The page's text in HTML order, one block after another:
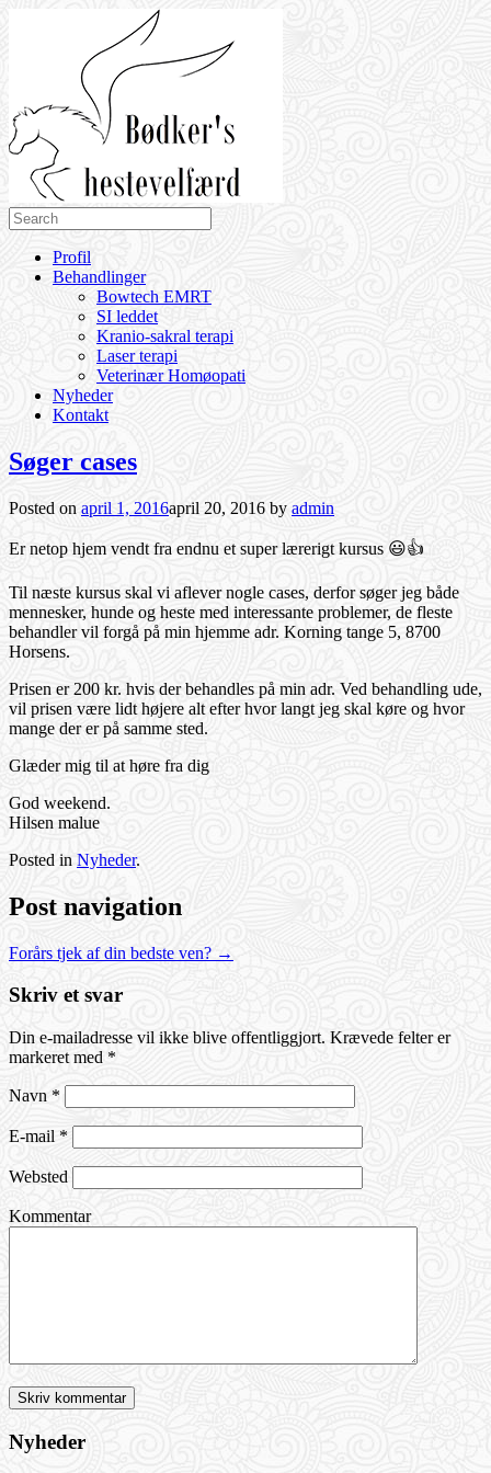
Profil
Behandlinger
Bowtech EMRT
SI leddet
Kranio-sakral terapi
Laser terapi
Veterinær Homøopati
Nyheder
Kontakt
Søger cases
Posted on april 1, 2016april 20, 2016 by admin
Er netop hjem vendt fra endnu et super lærerigt kursus 😃👍
Til næste kursus skal vi aflever nogle cases, derfor søger jeg både
mennesker, hunde og heste med interessante problemer, de fleste
behandler vil forgå på min hjemme adr. Korning tange 5, 8700
Horsens.
Prisen er 200 kr. hvis der behandles på min adr. Ved behandling ude,
vil prisen være lidt højere alt efter hvor langt jeg skal køre og hvor
mange der er på samme sted.
Glæder mig til at høre fra dig
God weekend.
Hilsen malue
Posted in Nyheder.
Post navigation
Forårs tjek af din bedste ven? →
Skriv et svar
Din e-mailadresse vil ikke blive offentliggjort. Krævede felter er
markeret med *
Navn *
E-mail *
Websted
Kommentar
Nyheder